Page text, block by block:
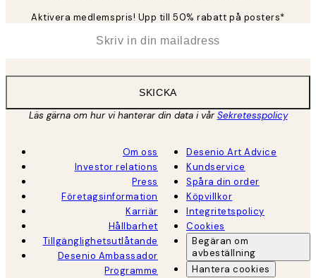
Aktivera medlemspris! Upp till 50% rabatt på posters*
SKICKA
Läs gärna om hur vi hanterar din data i vårSekretesspolicy
Om oss
Investor relations
Press
Företagsinformation
Karriär
Hållbarhet
Tillgänglighetsutlåtande
Desenio Ambassador
Programme
Desenio Art Advice
Kundservice
Spåra din order
Köpvillkor
Integritetspolicy
Cookies
Begäran om
avbeställning
Hantera cookies